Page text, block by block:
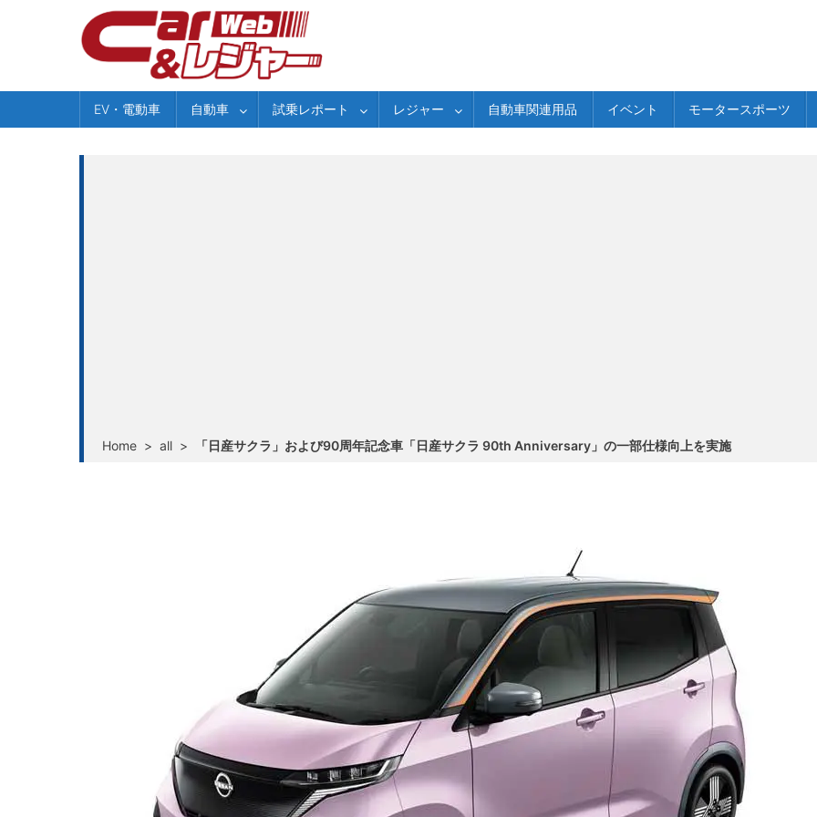
EV・電動車 自動車 試乗レポート レジャー 自動車関連用品 イベント モータースポーツ
Home > all > 「日産サクラ」および90周年記念車「日産サクラ 90th Anniversary」の一部仕様向上を実施